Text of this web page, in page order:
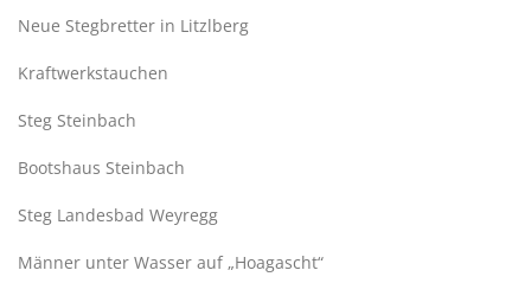
Neue Stegbretter in Litzlberg
Kraftwerkstauchen
Steg Steinbach
Bootshaus Steinbach
Steg Landesbad Weyregg
Männer unter Wasser auf „Hoagascht“